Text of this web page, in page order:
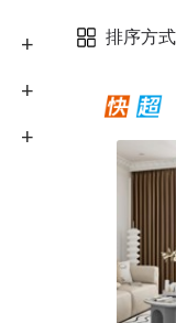
排序方式